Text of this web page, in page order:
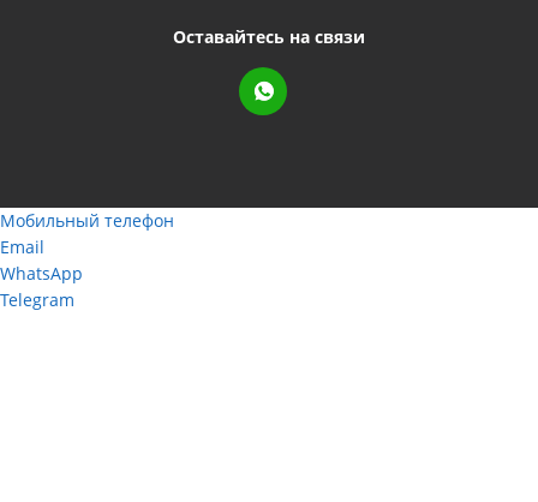
Оставайтесь на связи
Мобильный телефон
Email
WhatsApp
Telegram